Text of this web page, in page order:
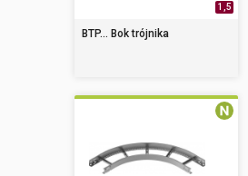
1,5
BTP... Bok trójnika